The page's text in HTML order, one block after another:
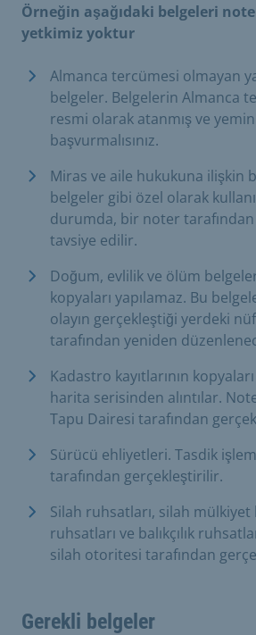
Örneğin aşağıdaki belgeleri
yetkimiz yoktur
Almanca tercümesi olmayan
belgeler. Belgelerin Almanca
resmi olarak atanmış ve
başvurmalısınız.
Miras ve aile hukukuna ilişkin
belgeler gibi özel olarak
durumda, bir noter
tavsiye edilir.
Doğum, evlilik ve ölüm
kopyaları yapılamaz. Bu
olayın gerçekleştiği yerdeki
tarafından yeniden
Kadastro kayıtlarının
harita serisinden alıntılar.
Tapu Dairesi tarafından
Sürücü ehliyetleri. Tasdik
tarafından gerçekleştirilir.
Silah ruhsatları, silah mülkiyet
ruhsatları ve balıkçılık
silah otoritesi tarafından
Gerekli belgeler